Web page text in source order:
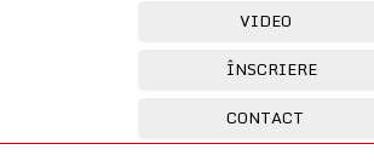
VIDEO
ÎNSCRIERE
CONTACT